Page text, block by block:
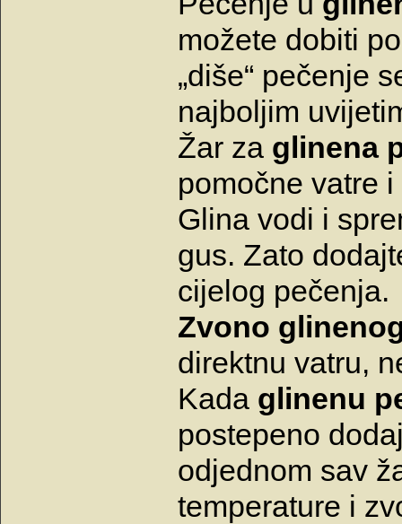
možete dobiti
„diše“ pečenje
najboljim
Žar za glinena
pomočne vatre
Glina vodi i
gus. Zato
cijelog pečenja.
Zvono
direktnu vatru,
Kada glinenu
postepeno
odjednom sav
temperature i